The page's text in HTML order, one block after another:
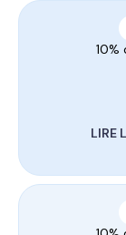
10%
LIRE